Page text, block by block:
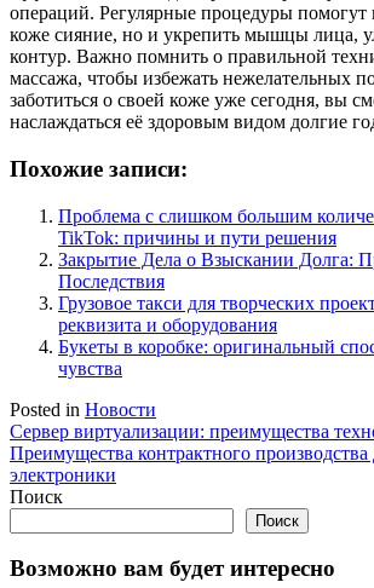
операций. Регулярные процедуры помогут
коже сияние, но и укрепить мышцы лица,
контур. Важно помнить о правильной
массажа, чтобы избежать нежелательных
заботиться о своей коже уже сегодня, вы
наслаждаться её здоровым видом долгие
Похожие записи:
Проблема с слишком большим
TikTok: причины и пути решения
Закрытие Дела о Взыскании Долга:
Последствия
Грузовое такси для творческих
реквизита и оборудования
Букеты в коробке: оригинальный
чувства
Posted in Новости
Навигация
по
записям
Сервер виртуализации: преимущества
Преимущества контрактного производства
электроники
Поиск
Поиск
Возможно вам будет интересно